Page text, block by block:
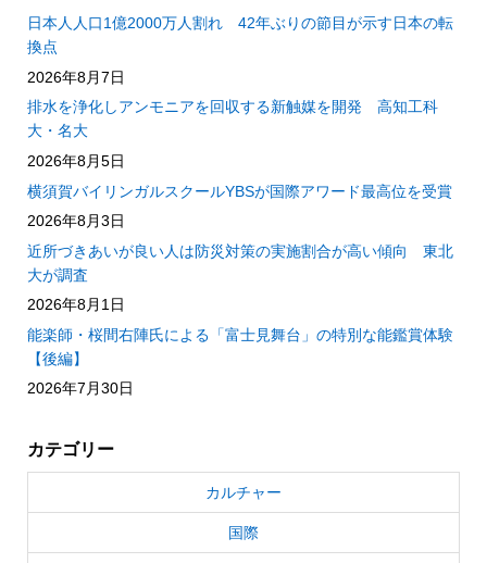
日本人人口1億2000万人割れ 42年ぶりの節目が示す日本の転
換点
2026年8月7日
排水を浄化しアンモニアを回収する新触媒を開発 高知工科
大・名大
2026年8月5日
横須賀バイリンガルスクールYBSが国際アワード最高位を受賞
2026年8月3日
近所づきあいが良い人は防災対策の実施割合が高い傾向 東北
大が調査
2026年8月1日
能楽師・桜間右陣氏による「富士見舞台」の特別な能鑑賞体験
【後編】
2026年7月30日
カテゴリー
カルチャー
国際